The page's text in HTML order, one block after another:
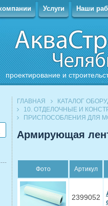
проектирование и
Услуги Наши
ГЛАВНАЯ
КАТАЛОГ
10. ОТДЕЛОЧНЫЕ И
ПРИСПОСОБЛЕНИЯ ДЛЯ
Армирующая
Фото Артикул
2399052